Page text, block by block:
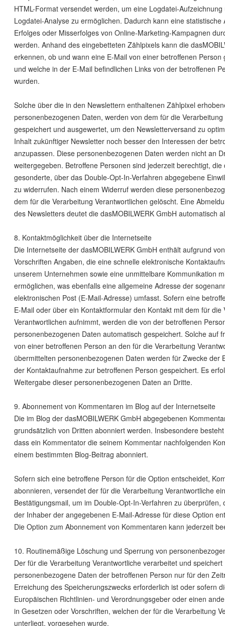
HTML-Format versendet werden, um eine Logdatei-Aufzeichnung
Logdatei-Analyse zu ermöglichen. Dadurch kann eine statistische
Erfolges oder Misserfolges von Online-Marketing-Kampagnen
werden. Anhand des eingebetteten Zählpixels kann die
erkennen, ob und wann eine E-Mail von einer betroffenen Person
und welche in der E-Mail befindlichen Links von der betroffenen
wurden.
Solche über die in den Newslettern enthaltenen Zählpixel
personenbezogenen Daten, werden von dem für die
gespeichert und ausgewertet, um den Newsletterversand zu
Inhalt zukünftiger Newsletter noch besser den Interessen der
anzupassen. Diese personenbezogenen Daten werden nicht an
weitergegeben. Betroffene Personen sind jederzeit berechtigt, die
gesonderte, über das Double-Opt-In-Verfahren abgegebene
zu widerrufen. Nach einem Widerruf werden diese
dem für die Verarbeitung Verantwortlichen gelöscht. Eine
des Newsletters deutet die dasMOBILWERK GmbH automatisch
8. Kontaktmöglichkeit über die Internetseite
Die Internetseite der dasMOBILWERK GmbH enthält aufgrund
Vorschriften Angaben, die eine schnelle elektronische
unserem Unternehmen sowie eine unmittelbare Kommunikation
ermöglichen, was ebenfalls eine allgemeine Adresse der
elektronischen Post (E-Mail-Adresse) umfasst. Sofern eine
E-Mail oder über ein Kontaktformular den Kontakt mit dem für die
Verantwortlichen aufnimmt, werden die von der betroffenen
personenbezogenen Daten automatisch gespeichert. Solche auf
von einer betroffenen Person an den für die Verarbeitung
übermittelten personenbezogenen Daten werden für Zwecke der
der Kontaktaufnahme zur betroffenen Person gespeichert. Es
Weitergabe dieser personenbezogenen Daten an Dritte.
9. Abonnement von Kommentaren im Blog auf der Internetseite
Die im Blog der dasMOBILWERK GmbH abgegebenen
grundsätzlich von Dritten abonniert werden. Insbesondere
dass ein Kommentator die seinem Kommentar nachfolgenden
einem bestimmten Blog-Beitrag abonniert.
Sofern sich eine betroffene Person für die Option entscheidet,
abonnieren, versendet der für die Verarbeitung Verantwortliche
Bestätigungsmail, um im Double-Opt-In-Verfahren zu überprüfen,
der Inhaber der angegebenen E-Mail-Adresse für diese Option
Die Option zum Abonnement von Kommentaren kann jederzeit
10. Routinemäßige Löschung und Sperrung von
Der für die Verarbeitung Verantwortliche verarbeitet und speichert
personenbezogene Daten der betroffenen Person nur für den
Erreichung des Speicherungszwecks erforderlich ist oder sofern
Europäischen Richtlinien- und Verordnungsgeber oder einen
in Gesetzen oder Vorschriften, welchen der für die Verarbeitung
unterliegt, vorgesehen wurde.